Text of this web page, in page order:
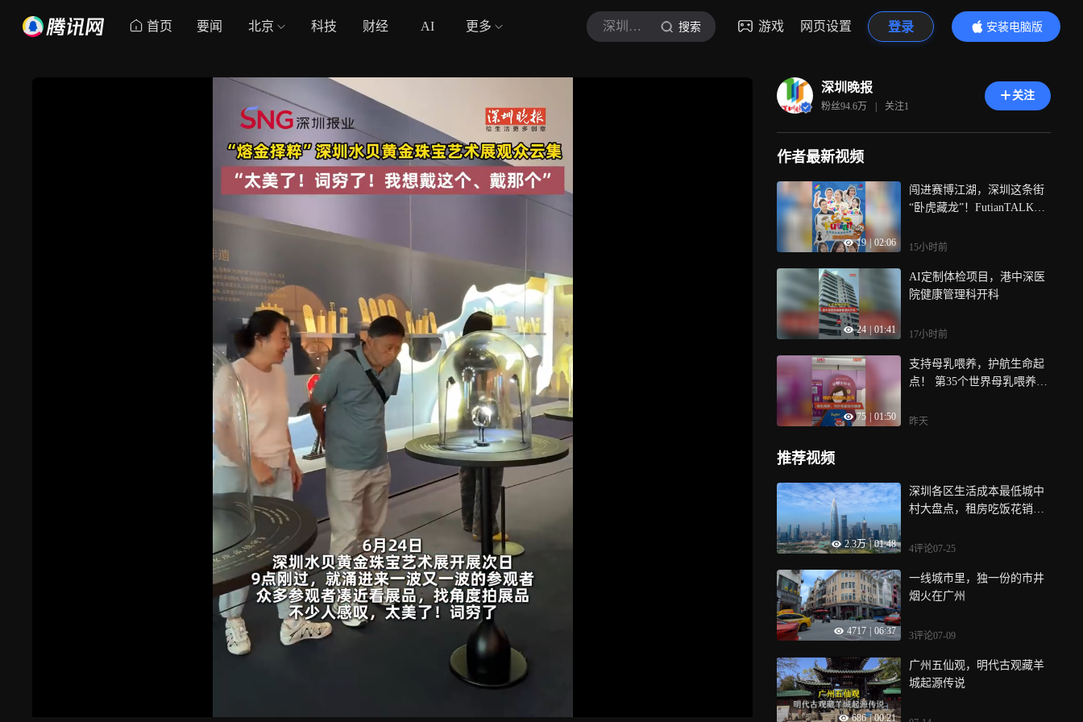
首页 要闻 北京 科技 财经 AI 更多 深圳晚报 搜索 游戏 网页设置 登录
安装电脑版
内容更精彩
深圳晚报
粉丝94.6万 | 关注1
关注
作者最新视频
19 | 02:06
闯进赛博江湖，深圳这条街
“卧虎藏龙”！FutianTALK第
输出超有料，人人当好文明
事，共迎八方宾客！
15小时前
24 | 01:41
AI定制体检项目，港中深医
院健康管理科开科
17小时前
75 01:50
支持母乳喂养，护航生命起
点！ 第35个世界母乳喂养
昨天
推荐视频
2.3万 | 01:48
深圳各区生活成本最低城中
村大盘点，租房吃饭花销低
4评论07-25
4717 06:37
一线城市里，独一份的市井
烟火在广州
3评论07-09
686 | 00:21
广州五仙观，明代古观藏羊
城起源传说